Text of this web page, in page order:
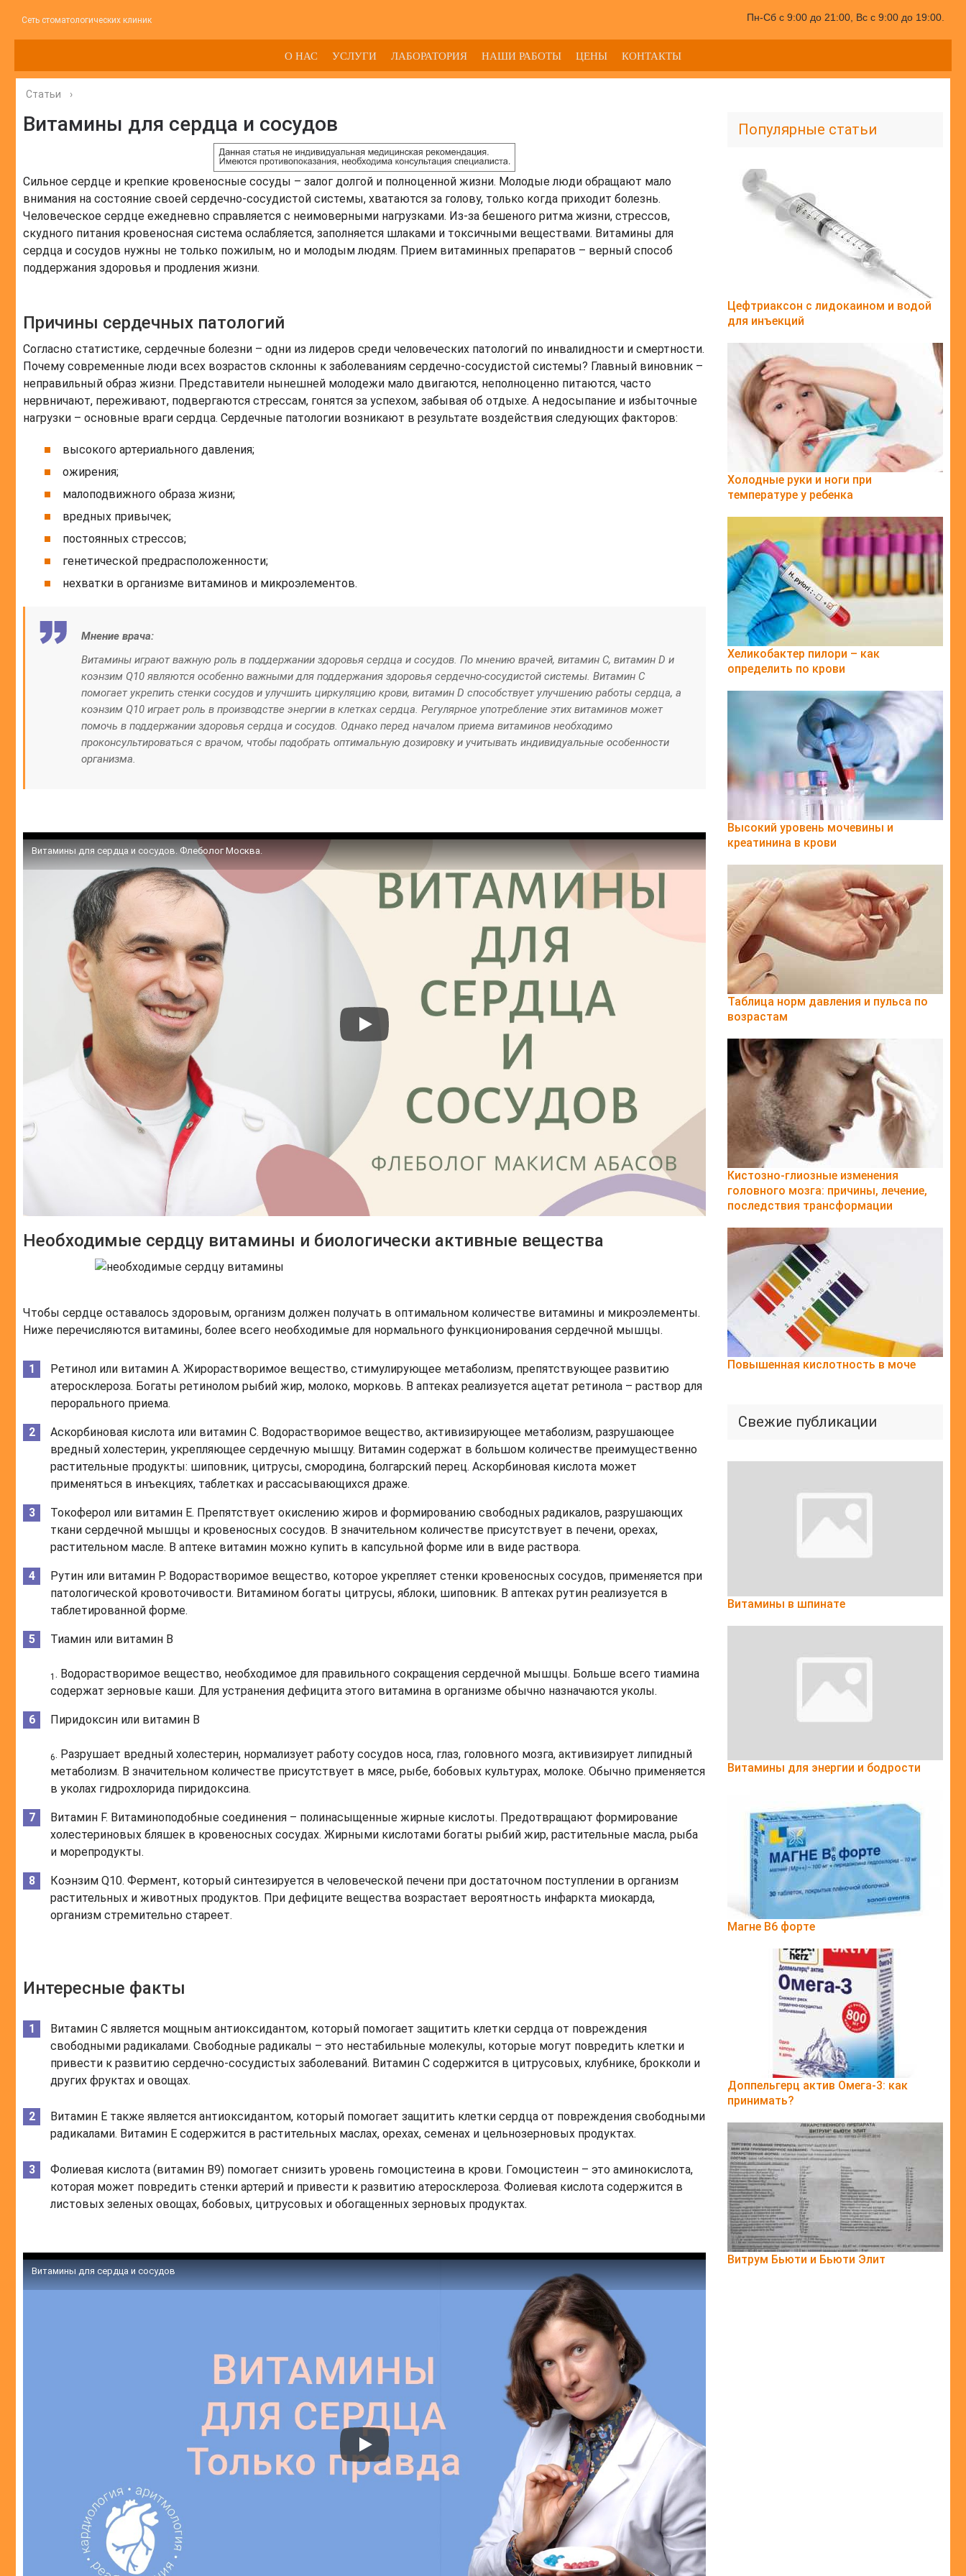
Сеть стоматологических клиник Пн-Сб с 9:00 до 21:00, Вс с 9:00 до 19:00.
О НАС УСЛУГИ ЛАБОРАТОРИЯ НАШИ РАБОТЫ ЦЕНЫ КОНТАКТЫ
Статьи ›
Витамины для сердца и сосудов
Сильное сердце и крепкие кровеносные сосуды – залог долгой и полноценной жизни. Молодые люди обращают мало
внимания на состояние своей сердечно-сосудистой системы, хватаются за голову, только когда приходит болезнь.
Человеческое сердце ежедневно справляется с неимоверными нагрузками. Из-за бешеного ритма жизни, стрессов,
скудного питания кровеносная система ослабляется, заполняется шлаками и токсичными веществами. Витамины для
сердца и сосудов нужны не только пожилым, но и молодым людям. Прием витаминных препаратов – верный способ
поддержания здоровья и продления жизни.
Причины сердечных патологий
Согласно статистике, сердечные болезни – одни из лидеров среди человеческих патологий по инвалидности и смертности.
Почему современные люди всех возрастов склонны к заболеваниям сердечно-сосудистой системы? Главный виновник –
неправильный образ жизни. Представители нынешней молодежи мало двигаются, неполноценно питаются, часто
нервничают, переживают, подвергаются стрессам, гонятся за успехом, забывая об отдыхе. А недосыпание и избыточные
нагрузки – основные враги сердца. Сердечные патологии возникают в результате воздействия следующих факторов:
высокого артериального давления;
ожирения;
малоподвижного образа жизни;
вредных привычек;
постоянных стрессов;
генетической предрасположенности;
нехватки в организме витаминов и микроэлементов.
Мнение врача:
Витамины играют важную роль в поддержании здоровья сердца и сосудов. По мнению врачей, витамин С, витамин D и
коэнзим Q10 являются особенно важными для поддержания здоровья сердечно-сосудистой системы. Витамин C
помогает укрепить стенки сосудов и улучшить циркуляцию крови, витамин D способствует улучшению работы сердца, а
коэнзим Q10 играет роль в производстве энергии в клетках сердца. Регулярное употребление этих витаминов может
помочь в поддержании здоровья сердца и сосудов. Однако перед началом приема витаминов необходимо
проконсультироваться с врачом, чтобы подобрать оптимальную дозировку и учитывать индивидуальные особенности
организма.
Витамины для сердца и сосудов. Флеболог Москва.
Необходимые сердцу витамины и биологически активные вещества
Чтобы сердце оставалось здоровым, организм должен получать в оптимальном количестве витамины и микроэлементы.
Ниже перечисляются витамины, более всего необходимые для нормального функционирования сердечной мышцы.
Ретинол или витамин A. Жирорастворимое вещество, стимулирующее метаболизм, препятствующее развитию
атеросклероза. Богаты ретинолом рыбий жир, молоко, морковь. В аптеках реализуется ацетат ретинола – раствор для
перорального приема.
Аскорбиновая кислота или витамин C. Водорастворимое вещество, активизирующее метаболизм, разрушающее
вредный холестерин, укрепляющее сердечную мышцу. Витамин содержат в большом количестве преимущественно
растительные продукты: шиповник, цитрусы, смородина, болгарский перец. Аскорбиновая кислота может
применяться в инъекциях, таблетках и рассасывающихся драже.
Токоферол или витамин E. Препятствует окислению жиров и формированию свободных радикалов, разрушающих
ткани сердечной мышцы и кровеносных сосудов. В значительном количестве присутствует в печени, орехах,
растительном масле. В аптеке витамин можно купить в капсульной форме или в виде раствора.
Рутин или витамин P. Водорастворимое вещество, которое укрепляет стенки кровеносных сосудов, применяется при
патологической кровоточивости. Витамином богаты цитрусы, яблоки, шиповник. В аптеках рутин реализуется в
таблетированной форме.
Тиамин или витамин B
1 . Водорастворимое вещество, необходимое для правильного сокращения сердечной мышцы. Больше всего тиамина
содержат зерновые каши. Для устранения дефицита этого витамина в организме обычно назначаются уколы.
Пиридоксин или витамин B
6. Разрушает вредный холестерин, нормализует работу сосудов носа, глаз, головного мозга, активизирует липидный
метаболизм. В значительном количестве присутствует в мясе, рыбе, бобовых культурах, молоке. Обычно применяется
в уколах гидрохлорида пиридоксина.
Витамин F. Витаминоподобные соединения – полинасыщенные жирные кислоты. Предотвращают формирование
холестериновых бляшек в кровеносных сосудах. Жирными кислотами богаты рыбий жир, растительные масла, рыба
и морепродукты.
Коэнзим Q10. Фермент, который синтезируется в человеческой печени при достаточном поступлении в организм
растительных и животных продуктов. При дефиците вещества возрастает вероятность инфаркта миокарда,
организм стремительно стареет.
Интересные факты
Витамин С является мощным антиоксидантом, который помогает защитить клетки сердца от повреждения
свободными радикалами. Свободные радикалы – это нестабильные молекулы, которые могут повредить клетки и
привести к развитию сердечно-сосудистых заболеваний. Витамин С содержится в цитрусовых, клубнике, брокколи и
других фруктах и овощах.
Витамин Е также является антиоксидантом, который помогает защитить клетки сердца от повреждения свободными
радикалами. Витамин Е содержится в растительных маслах, орехах, семенах и цельнозерновых продуктах.
Фолиевая кислота (витамин В9) помогает снизить уровень гомоцистеина в крови. Гомоцистеин – это аминокислота,
которая может повредить стенки артерий и привести к развитию атеросклероза. Фолиевая кислота содержится в
листовых зеленых овощах, бобовых, цитрусовых и обогащенных зерновых продуктах.
Витамины для сердца и сосудов
Популярные статьи
Цефтриаксон с лидокаином и водой
для инъекций
Холодные руки и ноги при
температуре у ребенка
Хеликобактер пилори – как
определить по крови
Высокий уровень мочевины и
креатинина в крови
Таблица норм давления и пульса по
возрастам
Кистозно-глиозные изменения
головного мозга: причины, лечение,
последствия трансформации
Повышенная кислотность в моче
Свежие публикации
Витамины в шпинате
Витамины для энергии и бодрости
Магне B6 форте
Доппельгерц актив Омега-3: как
принимать?
Витрум Бьюти и Бьюти Элит